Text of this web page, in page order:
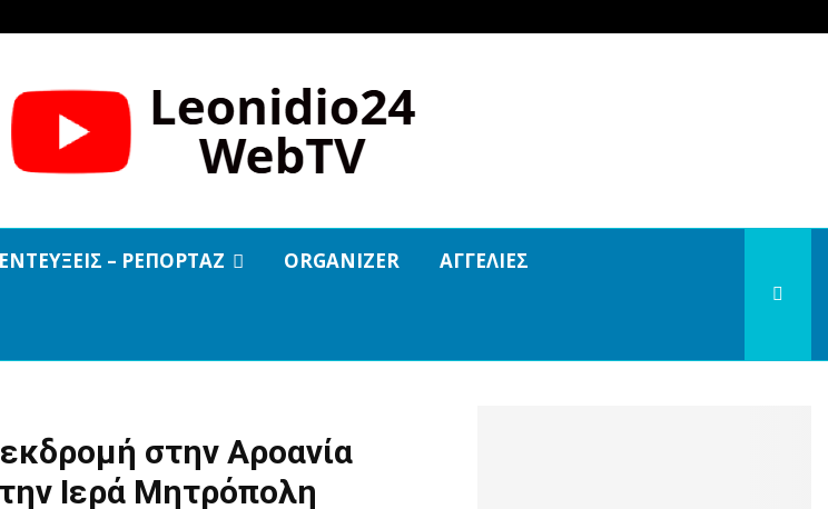
– ΡΕΠΟΡΤΑΖ ORGANIZER ΑΓΓΕΛΙΕΣ
στην Αροανία
Ιερά Μητρόπολη